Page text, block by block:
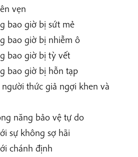
vẹn
bao giờ bị sứt mẻ
bao giờ bị nhiễm ô
bao giờ bị tỳ vết
bao giờ bị hỗn tạp
thức giả ngợi khen và
năng bảo vệ tự do
sự không sợ hãi
chánh định